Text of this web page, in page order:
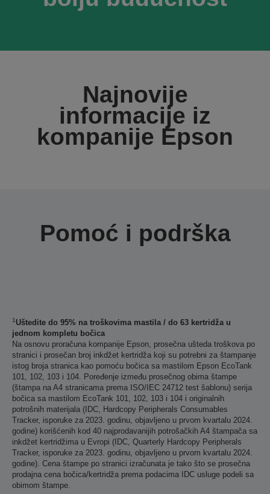
Najnovije
informacije iz
kompanije Epson
Pomoć i podrška
1 Uštedite do 95% na troškovima mastila / do 63 kertridža u
jednom kompletu bočica
Na osnovu proračuna kompanije Epson, prosečna ušteda troškova po
stranici i prosečan broj inkdžet kertridža koji su potrebni za štampanje
istog broja stranica kao pomoću bočica sa mastilom Epson EcoTank
101, 102, 103 i 104. Poređenje između prosečnog obima štampe
(štampa na A4 stranicama prema ISO/IEC 24712 test šablonu) serija
bočica sa mastilom EcoTank 101, 102, 103 i 104 i originalnih
potrošnih materijala (IDC, Hardcopy Peripherals Consumables
Tracker, isporuke za 2023. godinu, objavljeno u prvom kvartalu 2024.
godine) korišćenih kod 40 najprodavanijih potrošačkih A4 štampača sa
inkdžet kertridžima u Evropi (IDC, Quarterly Hardcopy Peripherals
Tracker, isporuke za 2023. godinu, objavljeno u prvom kvartalu 2024.
godine). Cena štampe po stranici izračunata je tako što se prosečna
prodajna cena bočica/kertridža prema podacima IDC usluge podeli sa
obimom štampe.